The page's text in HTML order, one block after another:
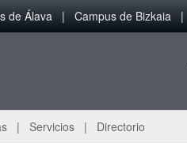
de Álava Campus de Bizkaia
Servicios Directorio